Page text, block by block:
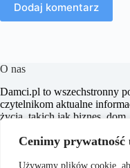
Cenimy
Używamy plików cookie,
Dodaj komentarz
O nas
​Damci.pl to wszechstronny
czytelnikom aktualne
życia, takich jak biznes,
wspieranie użytkowników w